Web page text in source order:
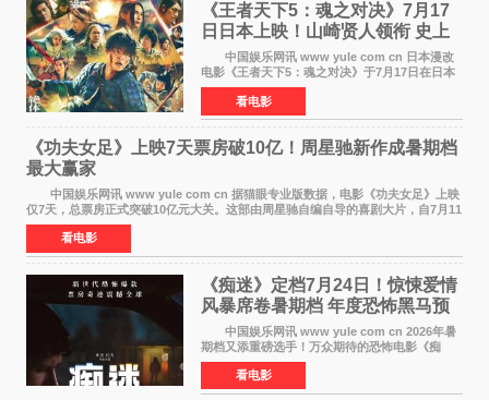
《王者天下5：魂之对决》7月17
日日本上映！山崎贤人领衔 史上
最大“函谷关防卫战”
中国娱乐网讯 www yule com cn 日本漫改
电影《王者天下5：魂之对决》于7月17日在日本
全国上映。这部由佐藤信介执导、山崎贤人主演
的历史动作片，改编自原泰久同名人气漫画，继
续讲述信和漂
看电影
《功夫女足》上映7天票房破10亿！周星驰新作成暑期档
最大赢家
中国娱乐网讯 www yule com cn 据猫眼专业版数据，电影《功夫女足》上映
仅7天，总票房正式突破10亿元大关。这部由周星驰自编自导的喜剧大片，自7月11
日公映以来便展现出惊人的市场统治力。
看电影
《痴迷》定档7月24日！惊悚爱情
风暴席卷暑期档 年度恐怖黑马预
中国娱乐网讯 www yule com cn 2026年暑
期档又添重磅选手！万众期待的恐怖电影《痴
迷》今日正式官宣定档，将于7月24日登陆内地各
大院线。这部被业内专家誉为新世代爆款恐怖电
影的作品，将为
看电影